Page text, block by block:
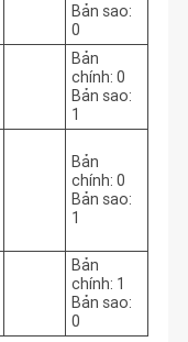
Bản sao:
0
Bản
chính: 0
Bản sao:
1
Bản
chính: 0
Bản sao:
1
Bản
chính: 1
Bản sao:
0